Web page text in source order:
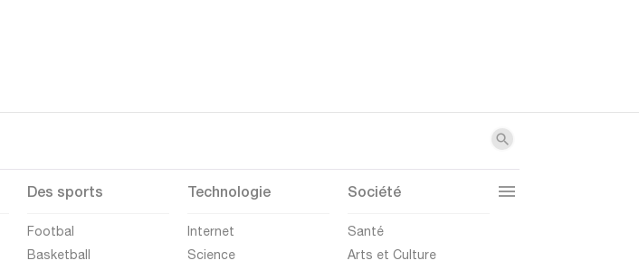
Des sports
Footbal
Basketball
Technologie
Internet
Science
Société
Santé
Arts et Culture